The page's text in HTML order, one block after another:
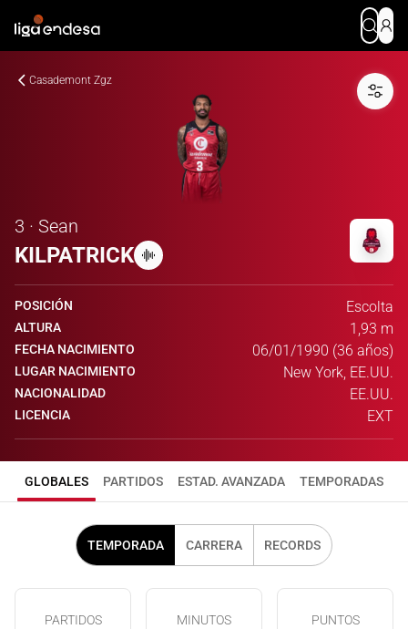
Casademont Zgz
3 · Sean
KILPATRICK
POSICIÓN Escolta
ALTURA 1,93 m
FECHA NACIMIENTO 06/01/1990 (36 años)
LUGAR NACIMIENTO New York, EE.UU.
NACIONALIDAD EE.UU.
LICENCIA EXT
GLOBALES PARTIDOS ESTAD. AVANZADA TEMPORADAS
TEMPORADA CARRERA RECORDS
PARTIDOS MINUTOS PUNTOS